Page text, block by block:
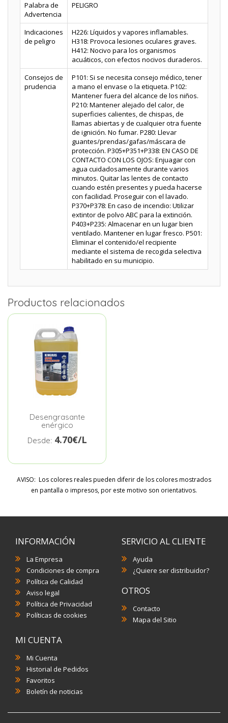
Palabra de
Advertencia
PELIGRO
Indicaciones
de peligro
H226: Líquidos y vapores inflamables.
H318: Provoca lesiones oculares graves.
H412: Nocivo para los organismos
acuáticos, con efectos nocivos duraderos.
Consejos de
prudencia
P101: Si se necesita consejo médico, tener
a mano el envase o la etiqueta. P102:
Mantener fuera del alcance de los niños.
P210: Mantener alejado del calor, de
superficies calientes, de chispas, de
llamas abiertas y de cualquier otra fuente
de ignición. No fumar. P280: Llevar
guantes/prendas/gafas/máscara de
protección. P305+P351+P338: EN CASO DE
CONTACTO CON LOS OJOS: Enjuagar con
agua cuidadosamente durante varios
minutos. Quitar las lentes de contacto
cuando estén presentes y pueda hacerse
con facilidad. Proseguir con el lavado.
P370+P378: En caso de incendio: Utilizar
extintor de polvo ABC para la extinción.
P403+P235: Almacenar en un lugar bien
ventilado. Mantener en lugar fresco. P501:
Eliminar el contenido/el recipiente
mediante el sistema de recogida selectiva
habilitado en su municipio.
Productos relacionados
Desengrasante
enérgico
Desde: 4.70€/L
AVISO: Los colores reales pueden diferir de los colores mostrados
en pantalla o impresos, por este motivo son orientativos.
INFORMACIÓN
La Empresa
Condiciones de compra
Política de Calidad
Aviso legal
Política de Privacidad
Políticas de cookies
SERVICIO AL CLIENTE
Ayuda
¿Quiere ser distribuidor?
OTROS
Contacto
Mapa del Sitio
MI CUENTA
Mi Cuenta
Historial de Pedidos
Favoritos
Boletín de noticias